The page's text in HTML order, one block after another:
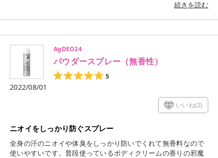
続きを読む
AgDEO24
パウダースプレー（無香性）
5
2022/08/01
いいね(2)
ニオイをしっかり防ぐスプレー
全身の汗のニオイや体臭をしっかり防いでくれて無香料なので
使いやすいです。普段使っているボディクリームの香りの邪魔